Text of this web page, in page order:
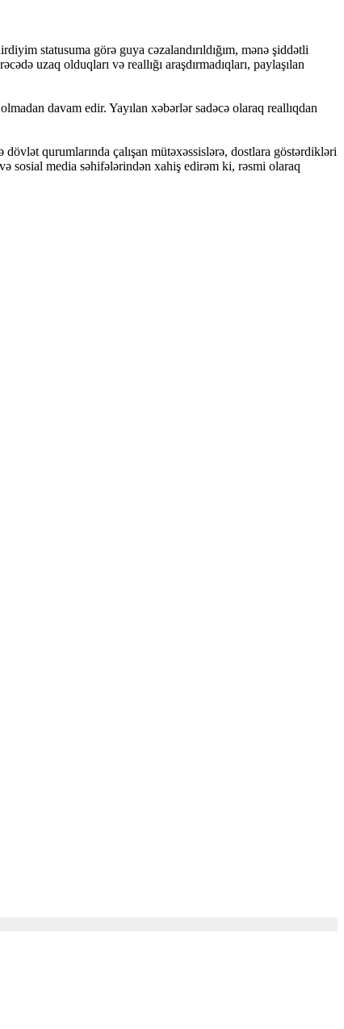
statusuma görə guya cəzalandırıldığım, mənə şiddətli
uzaq olduqları və reallığı araşdırmadıqları, paylaşılan
davam edir. Yayılan xəbərlər sadəcə olaraq reallıqdan
qurumlarında çalışan mütəxəssislərə, dostlara göstərdikləri
sosial media səhifələrindən xahiş edirəm ki, rəsmi olaraq